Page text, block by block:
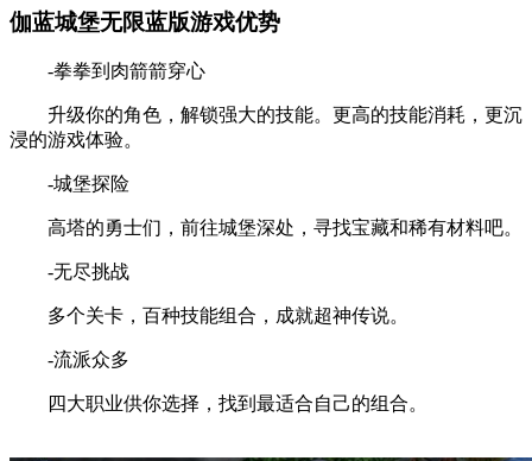
伽蓝城堡无限蓝版游戏优势
-拳拳到肉箭箭穿心
升级你的角色，解锁强大的技能。更高的技能消耗，更沉
浸的游戏体验。
-城堡探险
高塔的勇士们，前往城堡深处，寻找宝藏和稀有材料吧。
-无尽挑战
多个关卡，百种技能组合，成就超神传说。
-流派众多
四大职业供你选择，找到最适合自己的组合。